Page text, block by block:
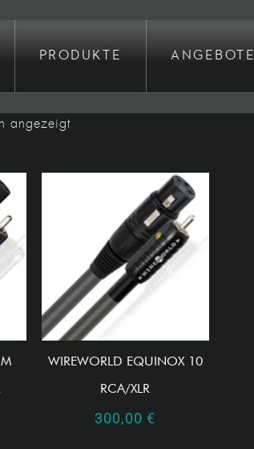
PRODUKTE ANGEBOTE
angezeigtNach
WIREWORLD EQUINOX 10
RCA/XLR
300,00 €